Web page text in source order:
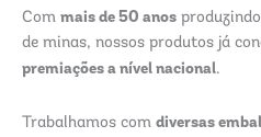
Com mais de 50 anos
de minas, nossos produtos já
premiações a nível nacional.
Trabalhamos com diversas